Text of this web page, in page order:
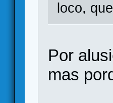
loco,
Por
mas